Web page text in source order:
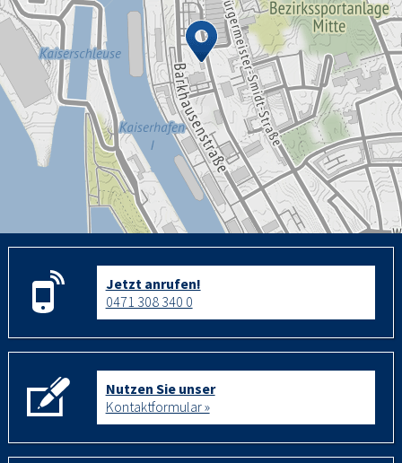
Jetzt anrufen!
0471 308 340 0
Nutzen Sie unser
Kontaktformular »